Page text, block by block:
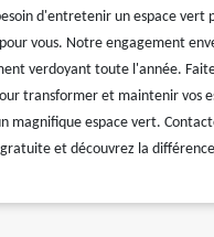
d'entretenir un espace vert
vous. Notre engagement
verdoyant toute l'année.
transformer et maintenir vos
magnifique espace vert.
et découvrez la